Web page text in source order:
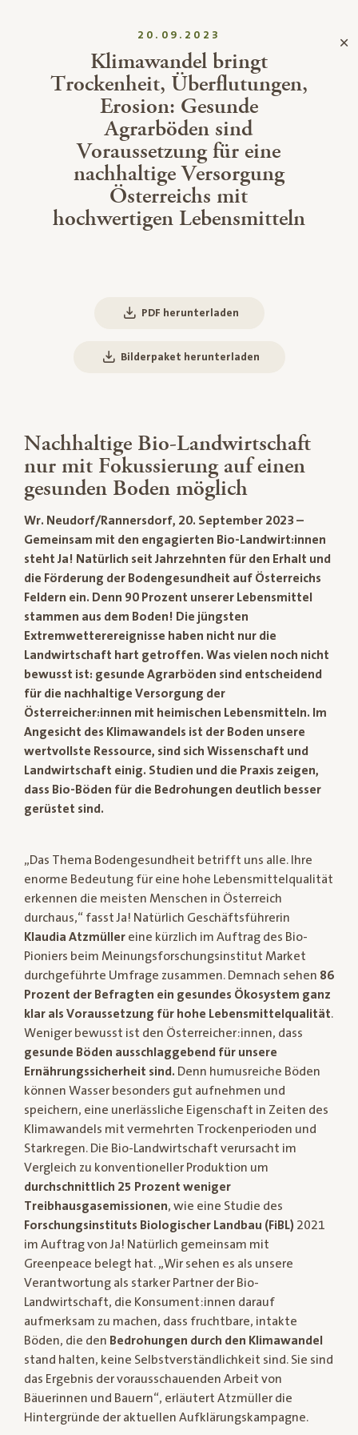
20.09.2023
Klimawandel bringt
Trockenheit, Überflutungen,
Erosion: Gesunde
Agrarböden sind
Voraussetzung für eine
nachhaltige Versorgung
Österreichs mit
hochwertigen Lebensmitteln
PDF herunterladen
Bilderpaket herunterladen
Nachhaltige Bio-Landwirtschaft
nur mit Fokussierung auf einen
gesunden Boden möglich
Wr. Neudorf/Rannersdorf, 20. September 2023 –
Gemeinsam mit den engagierten Bio-Landwirt:innen
steht Ja! Natürlich seit Jahrzehnten für den Erhalt und
die Förderung der Bodengesundheit auf Österreichs
Feldern ein. Denn 90 Prozent unserer Lebensmittel
stammen aus dem Boden! Die jüngsten
Extremwetterereignisse haben nicht nur die
Landwirtschaft hart getroffen. Was vielen noch nicht
bewusst ist: gesunde Agrarböden sind entscheidend
für die nachhaltige Versorgung der
Österreicher:innen mit heimischen Lebensmitteln. Im
Angesicht des Klimawandels ist der Boden unsere
wertvollste Ressource, sind sich Wissenschaft und
Landwirtschaft einig. Studien und die Praxis zeigen,
dass Bio-Böden für die Bedrohungen deutlich besser
gerüstet sind.
„Das Thema Bodengesundheit betrifft uns alle. Ihre
enorme Bedeutung für eine hohe Lebensmittelqualität
erkennen die meisten Menschen in Österreich
durchaus,“ fasst Ja! Natürlich Geschäftsführerin
Klaudia Atzmüller eine kürzlich im Auftrag des Bio-
Pioniers beim Meinungsforschungsinstitut Market
durchgeführte Umfrage zusammen. Demnach sehen 86
Prozent der Befragten ein gesundes Ökosystem ganz
klar als Voraussetzung für hohe Lebensmittelqualität.
Weniger bewusst ist den Österreicher:innen, dass
gesunde Böden ausschlaggebend für unsere
Ernährungssicherheit sind. Denn humusreiche Böden
können Wasser besonders gut aufnehmen und
speichern, eine unerlässliche Eigenschaft in Zeiten des
Klimawandels mit vermehrten Trockenperioden und
Starkregen. Die Bio-Landwirtschaft verursacht im
Vergleich zu konventioneller Produktion um
durchschnittlich 25 Prozent weniger
Treibhausgasemissionen, wie eine Studie des
Forschungsinstituts Biologischer Landbau (FiBL) 2021
im Auftrag von Ja! Natürlich gemeinsam mit
Greenpeace belegt hat. „Wir sehen es als unsere
Verantwortung als starker Partner der Bio-
Landwirtschaft, die Konsument:innen darauf
aufmerksam zu machen, dass fruchtbare, intakte
Böden, die den Bedrohungen durch den Klimawandel
stand halten, keine Selbstverständlichkeit sind. Sie sind
das Ergebnis der vorausschauenden Arbeit von
Bäuerinnen und Bauern“, erläutert Atzmüller die
Hintergründe der aktuellen Aufklärungskampagne.